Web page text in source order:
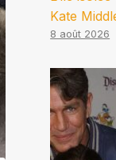
Kate
8 août 2026